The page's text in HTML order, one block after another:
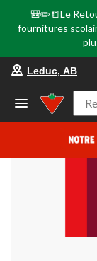
🎒✏️📒Le
fournitures
Leduc, AB